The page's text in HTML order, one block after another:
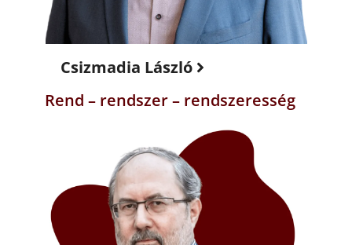
Csizmadia László
Rend – rendszer – rendszeresség